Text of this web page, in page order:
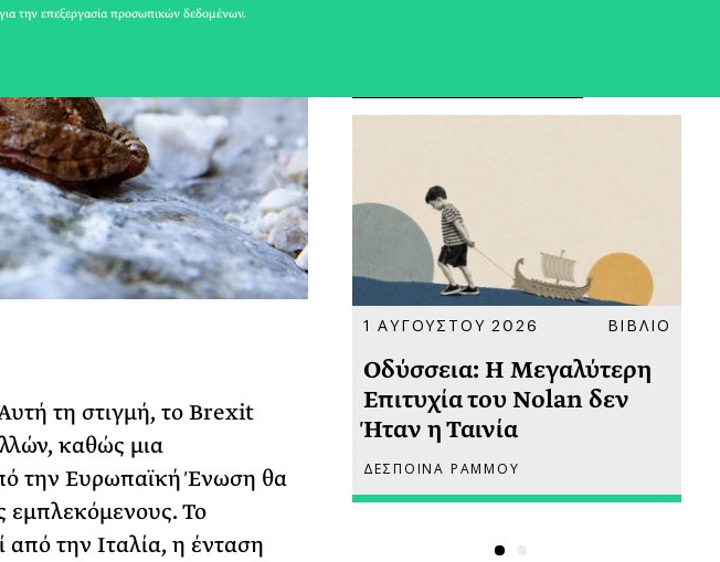
τη στιγμή, το Brexit
καθώς μια
την Ευρωπαϊκή Ένωση θα
εμπλεκόμενους. Το
από την Ιταλία, η ένταση
Φωτογραφίζεται πριν
Ακόμη Αρχίσει
ΡΙΑ ΣΠΥΡΟΥ
1 ΑΥΓΟΥΣΤΟΥ 2026 ΒΙΒΛΙΟ
Οδύσσεια: Η Μεγαλύτερη
Επιτυχία του Nolan δεν
Ήταν η Ταινία
ΔΕΣΠΟΙΝΑ ΡΑΜΜΟΥ
για την επεξεργασία προσωπικών δεδομένων.